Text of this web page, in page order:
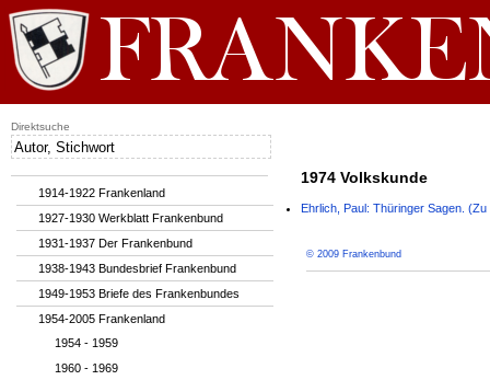
1974 Volkskunde
Ehrlich, Paul: Thüringer Sagen.
© 2009 Frankenbund
1914-1922 Frankenland
1927-1930 Werkblatt Frankenbund
1931-1937 Der Frankenbund
1938-1943 Bundesbrief Frankenbund
1949-1953 Briefe des Frankenbundes
1954-2005 Frankenland
1954 - 1959
1960 - 1969
Direktsuche